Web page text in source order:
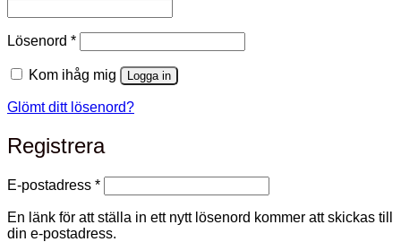
Lösenord *Obligatoriskt
Kom ihåg mig Logga in
Glömt ditt lösenord?
Registrera
E-postadress *Obligatoriskt
En länk för att ställa in ett nytt lösenord kommer att skickas till
din e-postadress.